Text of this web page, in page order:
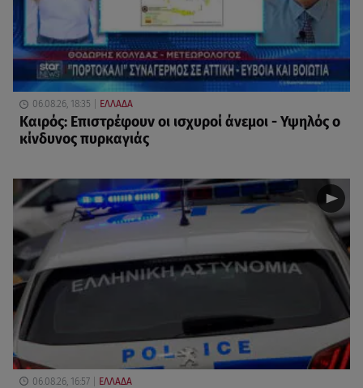
06.08.26, 18:35 ΕΛΛΑΔΑ
Καιρός: Επιστρέφουν οι ισχυροί άνεμοι - Υψηλός ο
κίνδυνος πυρκαγιάς
06.08.26, 16:57 ΕΛΛΑΔΑ